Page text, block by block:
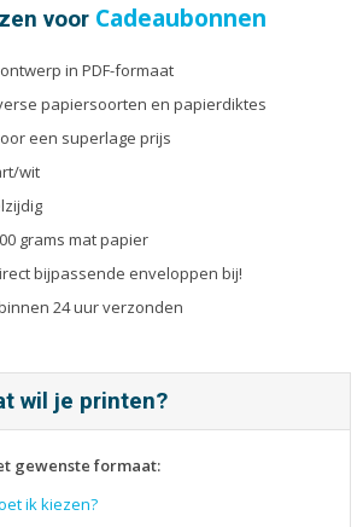
voor Cadeaubonnen
in PDF-formaat
papiersoorten en papierdiktes
een superlage prijs
wit
grams mat papier
bijpassende enveloppen bij!
24 uur verzonden
wil je printen?
gewenste formaat:
ik kiezen?